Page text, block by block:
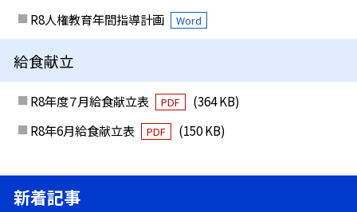
R8人権教育年間指導計画 Word
給食献立
R8年度７月給食献立表 PDF
(364 KB)
R8年6月給食献立表
PDF (150 KB)
新着記事